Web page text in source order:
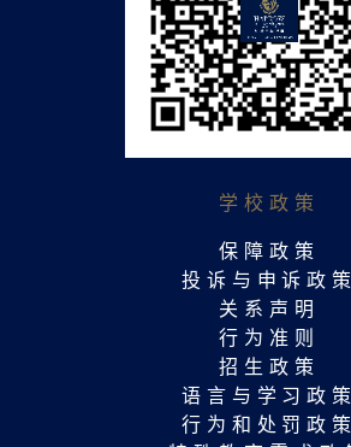
学校政策
保障政策
投诉与申诉政策
关系声明
行为准则
招生政策
语言与学习政策
行为和处罚政策